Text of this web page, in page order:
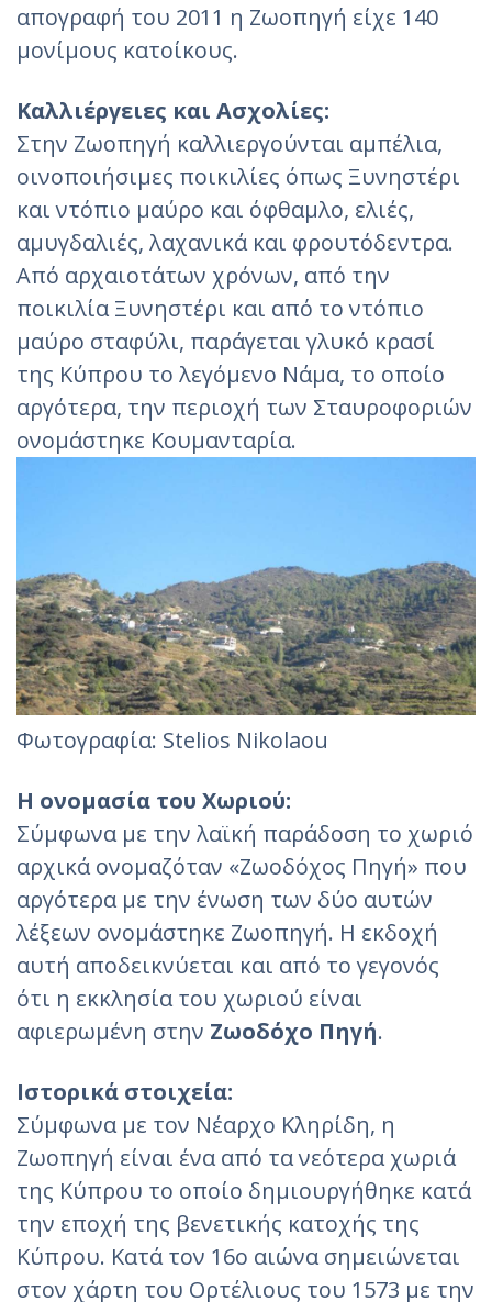
απογραφή του 2011 η Ζωοπηγή είχε 140
μονίμους κατοίκους.
Καλλιέργειες και Ασχολίες:
Στην Ζωοπηγή καλλιεργούνται αμπέλια,
οινοποιήσιμες ποικιλίες όπως Ξυνηστέρι
και ντόπιο μαύρο και όφθαμλο, ελιές,
αμυγδαλιές, λαχανικά και φρουτόδεντρα.
Από αρχαιοτάτων χρόνων, από την
ποικιλία Ξυνηστέρι και από το ντόπιο
μαύρο σταφύλι, παράγεται γλυκό κρασί
της Κύπρου το λεγόμενο Νάμα, το οποίο
αργότερα, την περιοχή των Σταυροφοριών
ονομάστηκε Κουμανταρία.
Φωτογραφία: Stelios Nikolaou‎
Η ονομασία του Χωριού:
Σύμφωνα με την λαϊκή παράδοση το χωριό
αρχικά ονομαζόταν «Ζωοδόχος Πηγή» που
αργότερα με την ένωση των δύο αυτών
λέξεων ονομάστηκε Ζωοπηγή. Η εκδοχή
αυτή αποδεικνύεται και από το γεγονός
ότι η εκκλησία του χωριού είναι
αφιερωμένη στην Ζωοδόχο Πηγή.
Ιστορικά στοιχεία:
Σύμφωνα με τον Νέαρχο Κληρίδη, η
Ζωοπηγή είναι ένα από τα νεότερα χωριά
της Κύπρου το οποίο δημιουργήθηκε κατά
την εποχή της βενετικής κατοχής της
Κύπρου. Κατά τον 16ο αιώνα σημειώνεται
στον χάρτη του Ορτέλιους του 1573 με την